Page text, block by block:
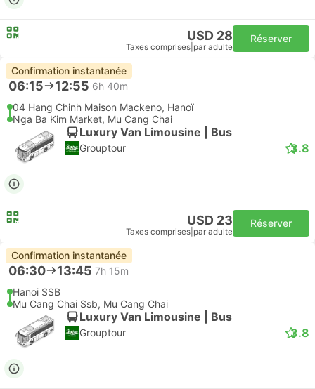
USD 28
Taxes comprises par adulte
Réserver
Confirmation instantanée
06:15 12:55 6h 40m
04 Hang Chinh Maison Mackeno, Hanoï
Nga Ba Kim Market, Mu Cang Chai
Luxury Van Limousine | Bus
Grouptour 3.8
USD 23
Taxes comprises par adulte
Réserver
Confirmation instantanée
06:30 13:45 7h 15m
Hanoi SSB
Mu Cang Chai Ssb, Mu Cang Chai
Luxury Van Limousine | Bus
Grouptour 3.8